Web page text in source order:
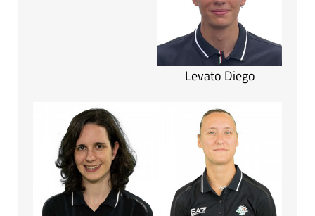
Levato Diego